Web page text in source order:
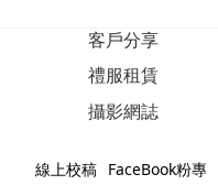
客戶分享
禮服租賃
攝影網誌
線上校稿 FaceBook粉專